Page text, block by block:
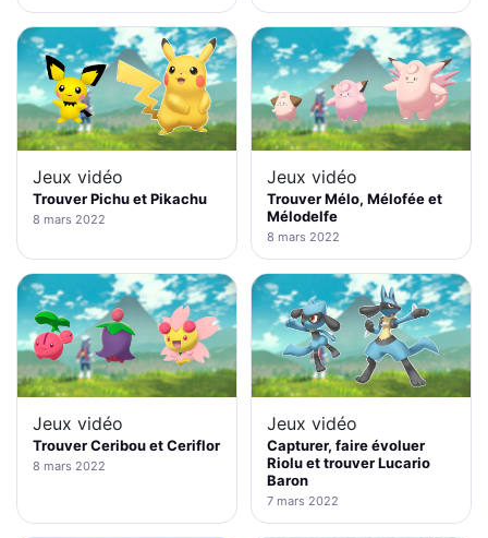
Jeux vidéo
Trouver Pichu et Pikachu
8 mars 2022
Jeux vidéo
Trouver Mélo, Mélofée et
Mélodelfe
8 mars 2022
Jeux vidéo
Trouver Ceribou et Ceriflor
8 mars 2022
Jeux vidéo
Capturer, faire évoluer
Riolu et trouver Lucario
Baron
7 mars 2022